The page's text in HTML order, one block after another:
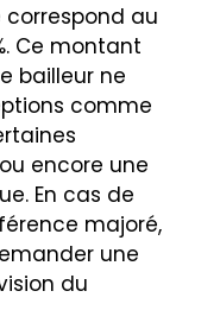
correspond au
Ce montant
bailleur ne
comme
encore une
En cas de
majoré,
une
du